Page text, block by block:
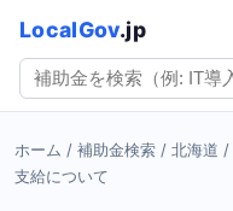
LocalGov.jp
ホーム / 補助金検索 / 北海道 /
支給について